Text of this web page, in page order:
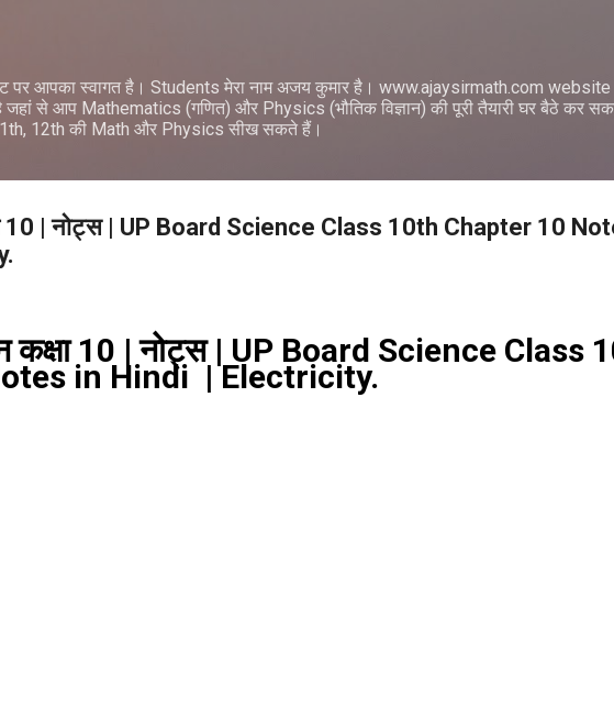
पर आपका स्वागत है। Students मेरा नाम अजय कुमार है। www.ajaysirmath.com
से आप Mathematics (गणित) और Physics (भौतिक विज्ञान) की पूरी तैयारी घर बैठे कर
12th की Math और Physics सीख सकते हैं।
10 | नोट्स | UP Board Science Class 10th Chapter 10
कक्षा 10 | नोट्स | UP Board Science Class
in Hindi | Electricity.